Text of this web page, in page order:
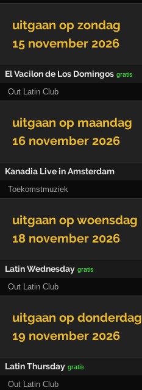
uitgaan op zondag
15 november 2026
El Vacilon de Los Domingos gratis
Out Latin Club
uitgaan op maandag
16 november 2026
Kanadia Live in Amsterdam
Toekomstmuziek
uitgaan op woensdag
18 november 2026
Latin Wednesday gratis
Out Latin Club
uitgaan op donderdag
19 november 2026
Latin Thursday gratis
Out Latin Club